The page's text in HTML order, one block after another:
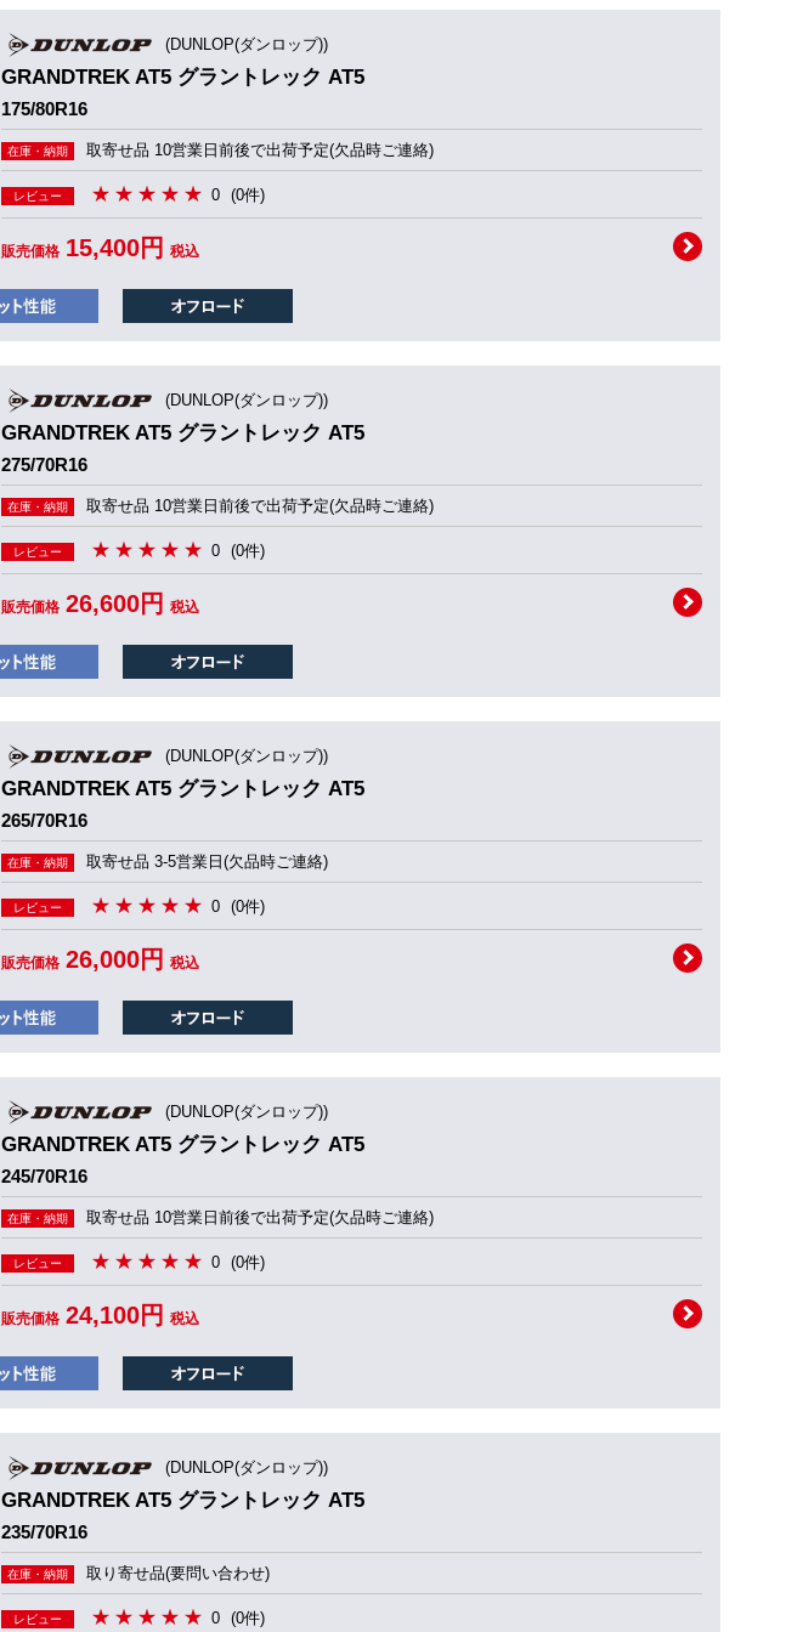
(DUNLOP(ダンロップ))
GRANDTREK AT5 グラントレック AT5
175/80R16
在庫・納期 取寄せ品 10営業日前後で出荷予定(欠品時ご連絡)
レビュー 0 (0件)
販売価格 15,400円 税込
(DUNLOP(ダンロップ))
GRANDTREK AT5 グラントレック AT5
275/70R16
在庫・納期 取寄せ品 10営業日前後で出荷予定(欠品時ご連絡)
レビュー 0 (0件)
販売価格 26,600円 税込
(DUNLOP(ダンロップ))
GRANDTREK AT5 グラントレック AT5
265/70R16
在庫・納期 取寄せ品 3-5営業日(欠品時ご連絡)
レビュー 0 (0件)
販売価格 26,000円 税込
(DUNLOP(ダンロップ))
GRANDTREK AT5 グラントレック AT5
245/70R16
在庫・納期 取寄せ品 10営業日前後で出荷予定(欠品時ご連絡)
レビュー 0 (0件)
販売価格 24,100円 税込
(DUNLOP(ダンロップ))
GRANDTREK AT5 グラントレック AT5
235/70R16
在庫・納期 取り寄せ品(要問い合わせ)
レビュー 0 (0件)